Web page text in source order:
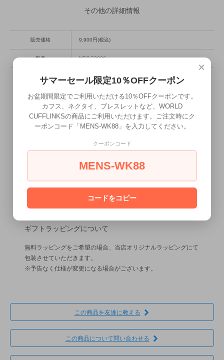
その他の詳細情報
販売価格 9,900円(税込)
型番 NEC-50000
ギフトラッピングについて
無料ラッピングをご希望の場合、当店オリジナルラッピングにて
包装させていただきます。
※予告なく仕様が変更になる場合がございます。
この商品を友達に教える
この商品について問い合わせる
×
サマーセール限定10％OFFクーポン
お盆期間限定でご利用いただける10％OFFクーポンです。
カフス、ネクタイ、ブレスレットなど、WORLD
CUFFLINKSの商品にご利用いただけます。ご注文時にク
ーポンコード「MENS-WK88」を入力してください。
クーポンコード
MENS-WK88
コードをコピー